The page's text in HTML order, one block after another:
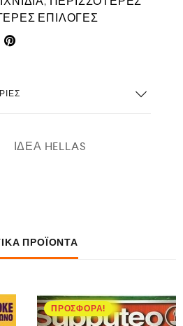
ΕΠΙΛΟΓΕΣ
ΙΔΕΑ HELLAS
ΠΡΟΪΌΝΤΑ
ΠΡΟΣΦΟΡΆ!